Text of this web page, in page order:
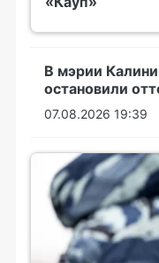
В мэрии
остановили
07.08.2026 19:39